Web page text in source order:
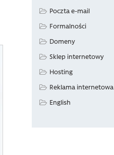
Poczta e-mail
Formalności
Domeny
Sklep internetowy
Hosting
Reklama internetowa
English